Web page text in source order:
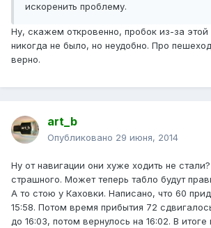
искоренить проблему.
Ну, скажем откровенно, пробок из-за этой
никогда не было, но неудобно. Про
верно.
art_b
Опубликовано 29 июня, 2014
Ну от навигации они хуже ходить не
страшного. Может теперь табло будут
А то стою у Каховки. Написано, что 60
15:58. Потом время прибытия 72
до 16:03, потом вернулось на 16:02. В